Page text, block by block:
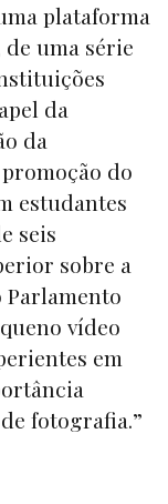
plataforma
uma série
da
da
do
estudantes
seis
sobre a
Parlamento
vídeo
em
fotografia.”